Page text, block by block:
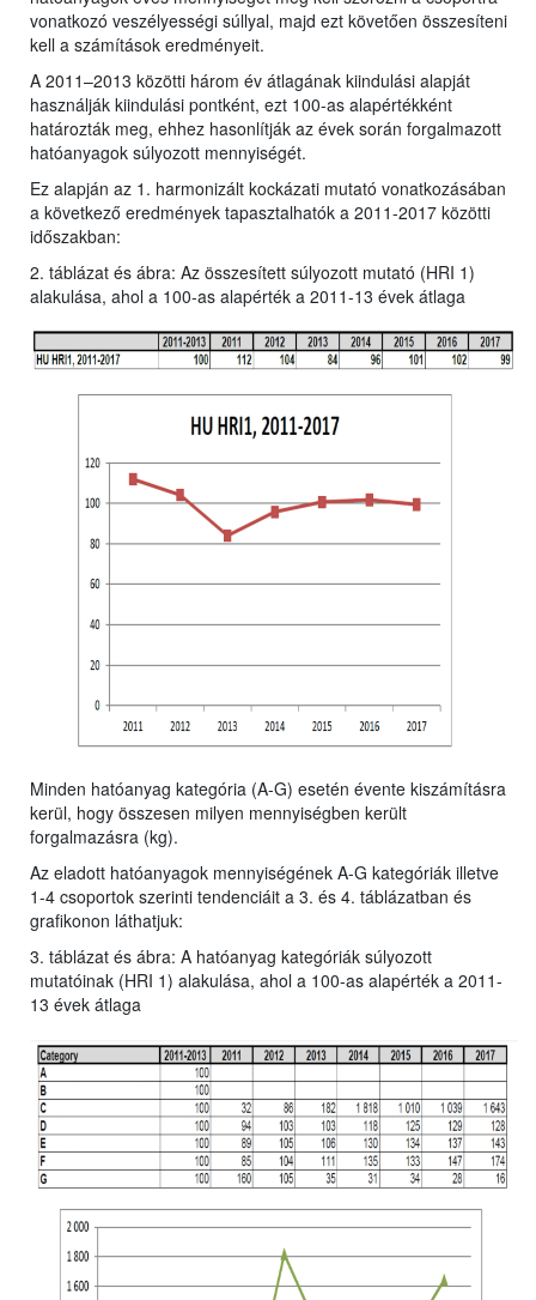
vonatkozó veszélyességi súllyal, majd ezt követően összesíteni
kell a számítások eredményeit.
A 2011–2013 közötti három év átlagának kiindulási alapját
használják kiindulási pontként, ezt 100-as alapértékként
határozták meg, ehhez hasonlítják az évek során forgalmazott
hatóanyagok súlyozott mennyiségét.
Ez alapján az 1. harmonizált kockázati mutató vonatkozásában
a következő eredmények tapasztalhatók a 2011-2017 közötti
időszakban:
2. táblázat és ábra: Az összesített súlyozott mutató (HRI 1)
alakulása, ahol a 100-as alapérték a 2011-13 évek átlaga
Minden hatóanyag kategória (A-G) esetén évente kiszámításra
kerül, hogy összesen milyen mennyiségben került
forgalmazásra (kg).
Az eladott hatóanyagok mennyiségének A-G kategóriák illetve
1-4 csoportok szerinti tendenciáit a 3. és 4. táblázatban és
grafikonon láthatjuk:
3. táblázat és ábra: A hatóanyag kategóriák súlyozott
mutatóinak (HRI 1) alakulása, ahol a 100-as alapérték a 2011-
13 évek átlaga